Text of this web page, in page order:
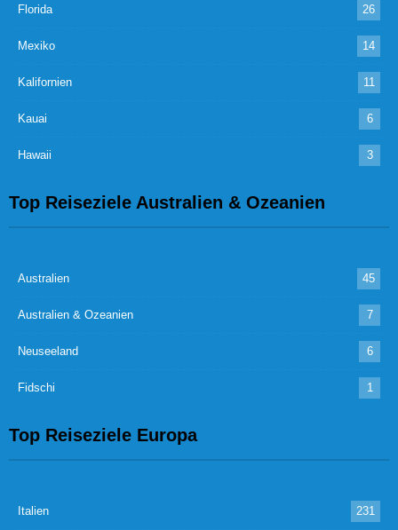
Florida 26
Mexiko 14
Kalifornien 11
Kauai 6
Hawaii 3
Top Reiseziele Australien & Ozeanien
Australien 45
Australien & Ozeanien 7
Neuseeland 6
Fidschi 1
Top Reiseziele Europa
Italien 231